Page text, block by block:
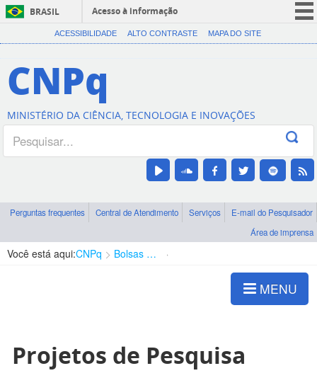
BRASIL
Acesso à informação
CORONAVÍRUS (COVID-19)
Canais
ACESSIBILIDADE ALTO CONTRASTE MAPA DO SITE
CNPq
MINISTÉRIO DA CIÊNCIA, TECNOLOGIA E INOVAÇÕES
Perguntas frequentes Central de Atendimento Serviços
E-mail do Pesquisador
Área de imprensa
Você está aqui:CNPq Bolsas e Auxílios Vigentes
MENU
Projetos de Pesquisa